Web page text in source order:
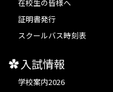
在校生の皆様へ
証明書発行
スクールバス時刻表
入試情報
学校案内2026